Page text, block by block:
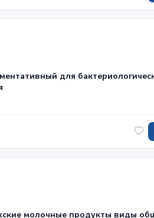
для
молочные продукты виды